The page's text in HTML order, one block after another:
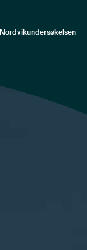
Nordvikundersøkelsen